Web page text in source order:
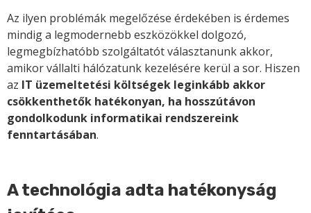
Az ilyen problémák megelőzése érdekében is érdemes
mindig a legmodernebb eszközökkel dolgozó,
legmegbízhatóbb szolgáltatót választanunk akkor,
amikor vállalti hálózatunk kezelésére kerül a sor. Hiszen
az IT üzemeltetési költségek leginkább akkor
csökkenthetők hatékonyan, ha hosszútávon
gondolkodunk informatikai rendszereink
fenntartásában.
A technológia adta hatékonyság